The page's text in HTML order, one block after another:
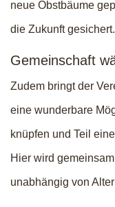
neue Obstbäume
die Zukunft gesichert.
Gemeinschaft
Zudem bringt der
eine wunderbare
knüpfen und Teil
Hier wird
unabhängig von